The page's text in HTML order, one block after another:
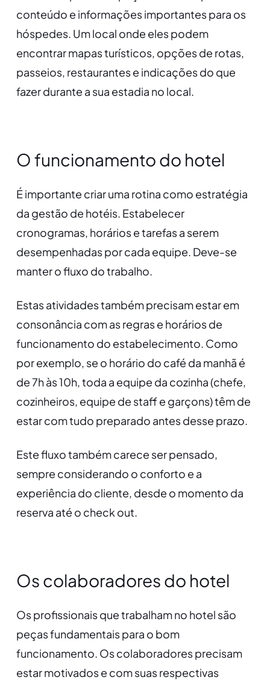
conteúdo e informações importantes para os
hóspedes. Um local onde eles podem
encontrar mapas turísticos, opções de rotas,
passeios, restaurantes e indicações do que
fazer durante a sua estadia no local.
O funcionamento do hotel
É importante criar uma rotina como estratégia
da gestão de hotéis. Estabelecer
cronogramas, horários e tarefas a serem
desempenhadas por cada equipe. Deve-se
manter o fluxo do trabalho.
Estas atividades também precisam estar em
consonância com as regras e horários de
funcionamento do estabelecimento. Como
por exemplo, se o horário do café da manhã é
de 7h às 10h, toda a equipe da cozinha (chefe,
cozinheiros, equipe de staff e garçons) têm de
estar com tudo preparado antes desse prazo.
Este fluxo também carece ser pensado,
sempre considerando o conforto e a
experiência do cliente, desde o momento da
reserva até o check out.
Os colaboradores do hotel
Os profissionais que trabalham no hotel são
peças fundamentais para o bom
funcionamento. Os colaboradores precisam
estar motivados e com suas respectivas